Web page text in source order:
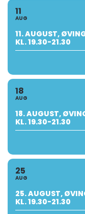
11
AUG
11. AUGUST,
KL. 19.30-21.30
18
AUG
18. AUGUST,
KL. 19.30-21.30
25
AUG
25. AUGUST,
KL. 19.30-21.30